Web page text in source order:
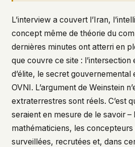
L’interview a couvert l’Iran,
concept même de théorie du
dernières minutes ont atterri en
que couvre ce site : l’intersection
d’élite, le secret gouvernemental
OVNI. L’argument de Weinstein
extraterrestres sont réels. C’est
seraient en mesure de le savoir –
mathématiciens, les concepteurs
surveillées, recrutées et, dans